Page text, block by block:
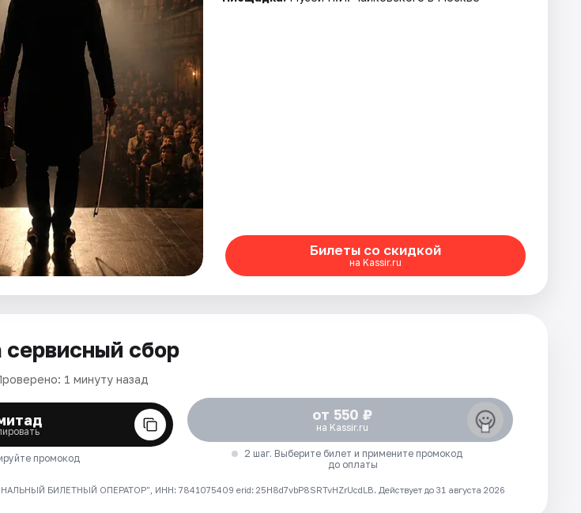
Билеты со скидкой
на Kassir.ru
сервисный сбор
1 минуту назад
промокод
от 550 ₽
на Kassir.ru
2 шаг. Выберите билет и примените промокод
до оплаты
БИЛЕТНЫЙ ОПЕРАТОР", ИНН: 7841075409 erid: 25H8d7vbP8SRTvHZrUcdLB. Действует до 31 августа 2026